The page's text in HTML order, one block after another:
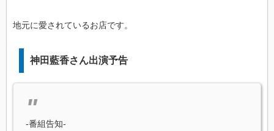
地元に愛されているお店です。
神田藍香さん出演予告
-番組告知-